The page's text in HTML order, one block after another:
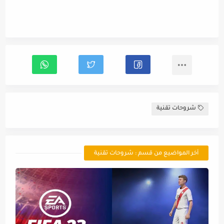
شروحات تقنية
أخر المواضيع من قسم : شروحات تقنية